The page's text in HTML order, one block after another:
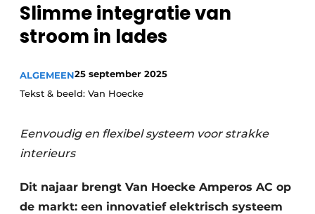
Nieuwsbrief
Podcasts
Vacature aanmelden
Slimme integratie van
stroom in lades
ALGEMEEN25 september 2025
Tekst & beeld: Van Hoecke
Eenvoudig en flexibel systeem voor strakke
interieurs
Dit najaar brengt Van Hoecke Amperos AC op
de markt: een innovatief elektrisch systeem